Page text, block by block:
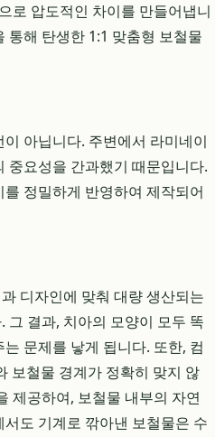
로 압도적인 차이를 만들어냅니
통해 탄생한 1:1 맞춤형 보철물
아닙니다. 주변에서 라미네이
중요성을 간과했기 때문입니다.
정밀하게 반영하여 제작되어
디자인에 맞춰 대량 생산되는
그 결과, 치아의 모양이 모두 똑
문제를 낳게 됩니다. 또한, 컴
보철물 경계가 정확히 맞지 않
제공하여, 보철물 내부의 자연
도 기계로 깎아낸 보철물은 수